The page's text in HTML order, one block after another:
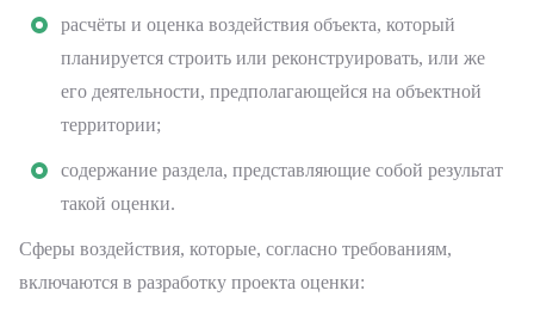
расчёты и оценка воздействия объекта, который
планируется строить или реконструировать, или же
его деятельности, предполагающейся на объектной
территории;
содержание раздела, представляющие собой результат
такой оценки.
Сферы воздействия, которые, согласно требованиям,
включаются в разработку проекта оценки: